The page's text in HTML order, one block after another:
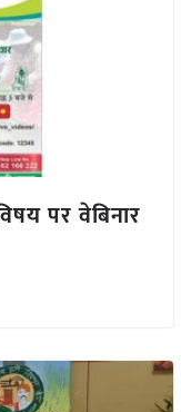
पर वेबिनार